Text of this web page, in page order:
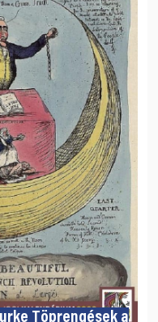
Töprengések a